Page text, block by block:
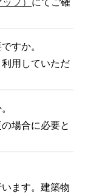
すか。
用していただ
場合に必要と
ます。建築物